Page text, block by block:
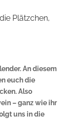
Plätzchen,
An diesem
euch die
Also
– ganz wie ihr
uns in die